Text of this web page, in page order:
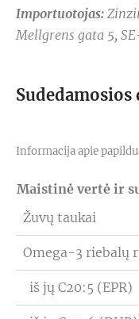
Importuotojas:
Mellgrens gata 5,
Sudedamosios
Informacija apie
Maistinė vertė ir
Žuvų taukai
Omega-3 riebalų
iš jų C20:5 (EPR)